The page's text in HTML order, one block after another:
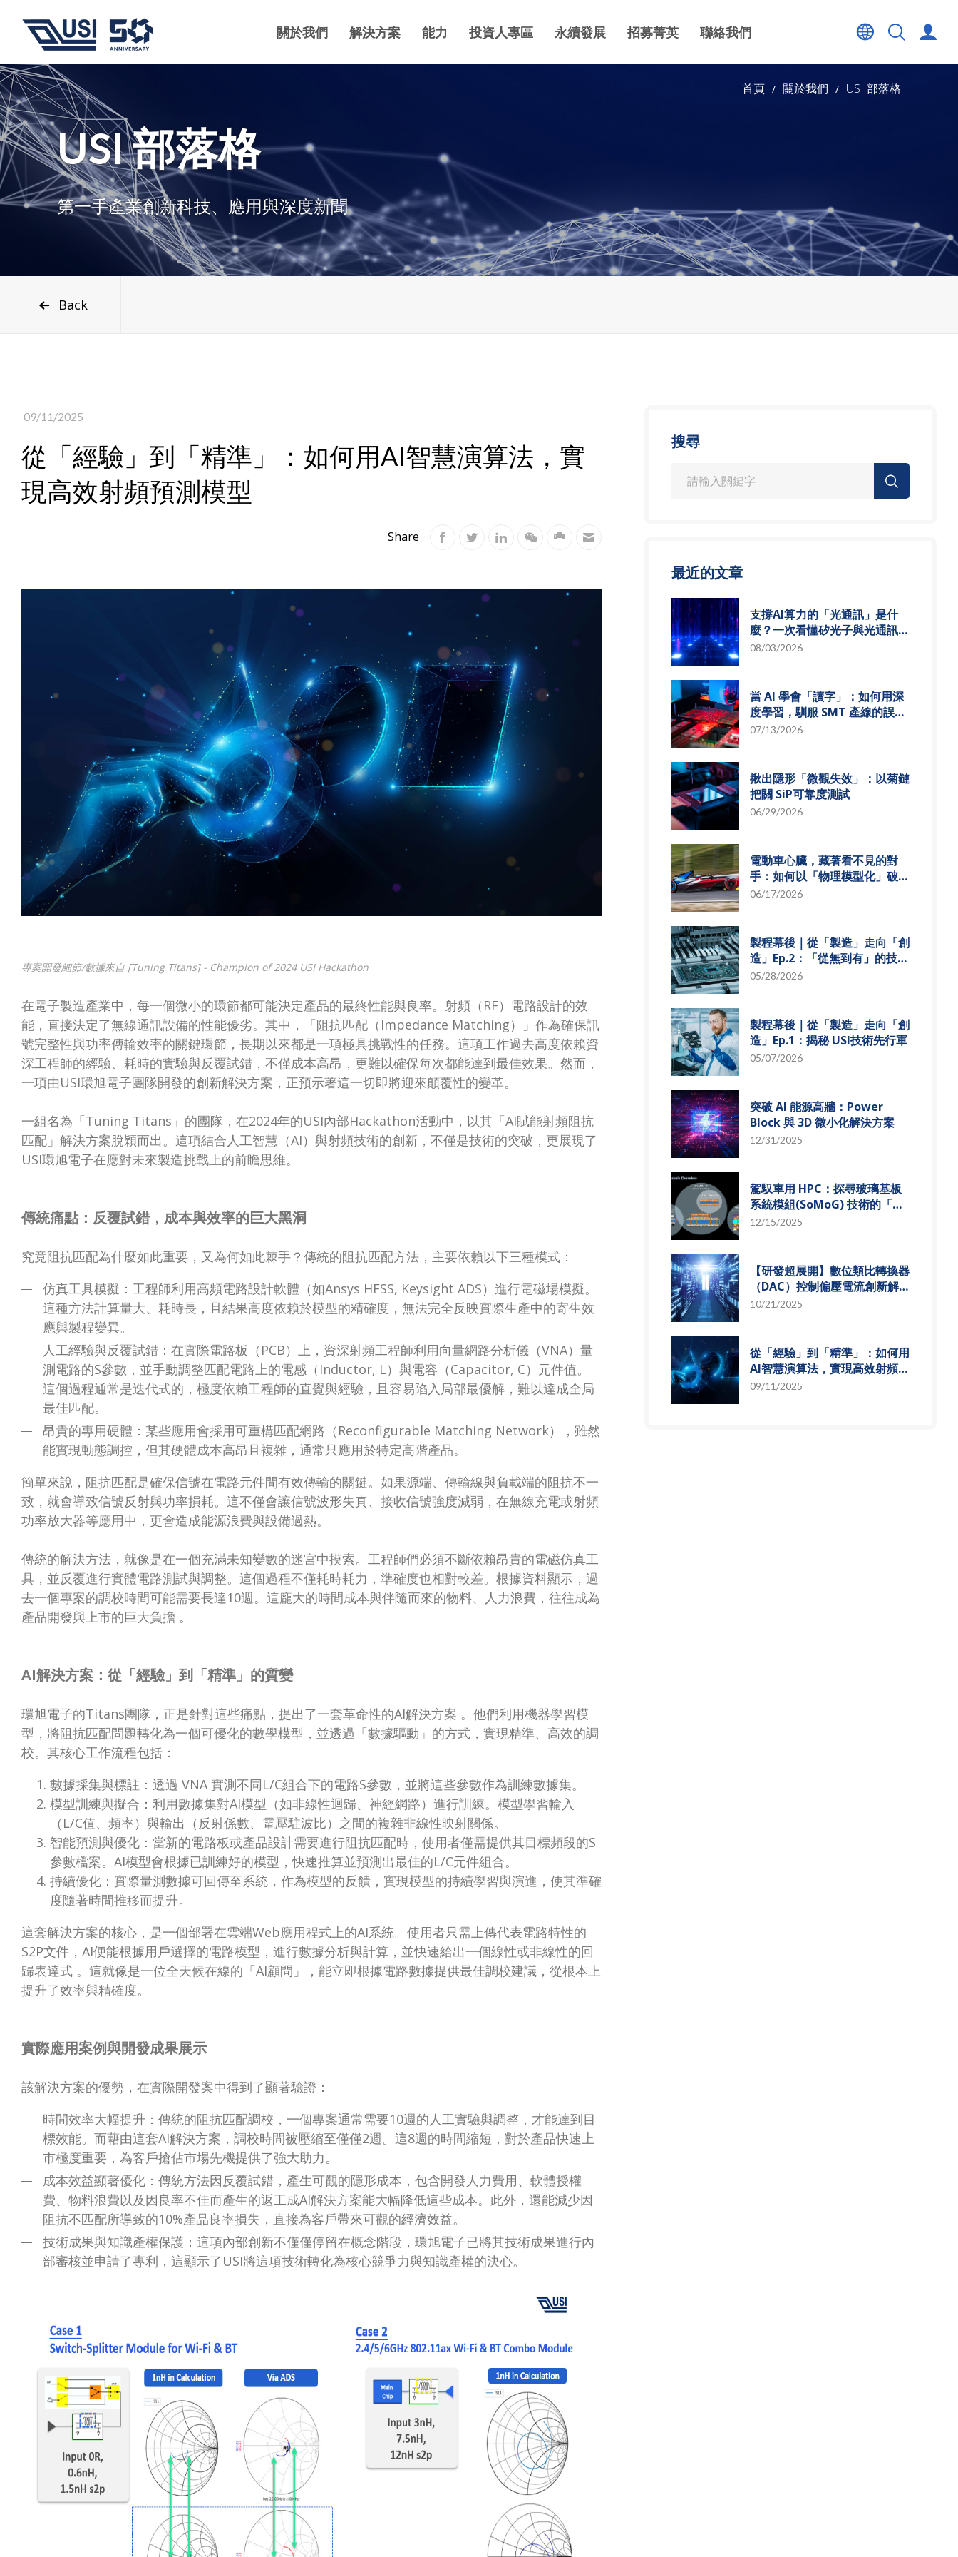
關於我們 解決方案 能力 投資人專區 永續發展 招募菁英 聯絡我們
首頁 關於我們 USI 部落格
USI 部落格
第一手產業創新科技、應用與深度新聞
Back
09/11/2025
從「經驗」到「精準」：如何用AI智慧演算法，實
現高效射頻預測模型
Share
專案開發細節/數據來自 [Tuning Titans] - Champion of 2024 USI Hackathon
在電子製造產業中，每一個微小的環節都可能決定產品的最終性能與良率。射頻（RF）電路設計的效
能，直接決定了無線通訊設備的性能優劣。其中，「阻抗匹配（Impedance Matching）」作為確保訊
號完整性與功率傳輸效率的關鍵環節，長期以來都是一項極具挑戰性的任務。這項工作過去高度依賴資
深工程師的經驗、耗時的實驗與反覆試錯，不僅成本高昂，更難以確保每次都能達到最佳效果。然而，
一項由USI環旭電子團隊開發的創新解決方案，正預示著這一切即將迎來顛覆性的變革。
一組名為「Tuning Titans」的團隊，在2024年的USI內部Hackathon活動中，以其「AI賦能射頻阻抗
匹配」解決方案脫穎而出。這項結合人工智慧（AI）與射頻技術的創新，不僅是技術的突破，更展現了
USI環旭電子在應對未來製造挑戰上的前瞻思維。
傳統痛點：反覆試錯，成本與效率的巨大黑洞
究竟阻抗匹配為什麼如此重要，又為何如此棘手？傳統的阻抗匹配方法，主要依賴以下三種模式：
仿真工具模擬：工程師利用高頻電路設計軟體（如Ansys HFSS, Keysight ADS）進行電磁場模擬。
這種方法計算量大、耗時長，且結果高度依賴於模型的精確度，無法完全反映實際生產中的寄生效
應與製程變異。
人工經驗與反覆試錯：在實際電路板（PCB）上，資深射頻工程師利用向量網路分析儀（VNA）量
測電路的S參數，並手動調整匹配電路上的電感（Inductor, L）與電容（Capacitor, C）元件值。
這個過程通常是迭代式的，極度依賴工程師的直覺與經驗，且容易陷入局部最優解，難以達成全局
最佳匹配。
昂貴的專用硬體：某些應用會採用可重構匹配網路（Reconfigurable Matching Network），雖然
能實現動態調控，但其硬體成本高昂且複雜，通常只應用於特定高階產品。
簡單來說，阻抗匹配是確保信號在電路元件間有效傳輸的關鍵。如果源端、傳輸線與負載端的阻抗不一
致，就會導致信號反射與功率損耗。這不僅會讓信號波形失真、接收信號強度減弱，在無線充電或射頻
功率放大器等應用中，更會造成能源浪費與設備過熱。
傳統的解決方法，就像是在一個充滿未知變數的迷宮中摸索。工程師們必須不斷依賴昂貴的電磁仿真工
具，並反覆進行實體電路測試與調整。這個過程不僅耗時耗力，準確度也相對較差。根據資料顯示，過
去一個專案的調校時間可能需要長達10週。這龐大的時間成本與伴隨而來的物料、人力浪費，往往成為
產品開發與上市的巨大負擔 。
AI解決方案：從「經驗」到「精準」的質變
環旭電子的Titans團隊，正是針對這些痛點，提出了一套革命性的AI解決方案 。他們利用機器學習模
型，將阻抗匹配問題轉化為一個可優化的數學模型，並透過「數據驅動」的方式，實現精準、高效的調
校。其核心工作流程包括：
數據採集與標註：透過 VNA 實測不同L/C組合下的電路S參數，並將這些參數作為訓練數據集。
模型訓練與擬合：利用數據集對AI模型（如非線性迴歸、神經網路）進行訓練。模型學習輸入
（L/C值、頻率）與輸出（反射係數、電壓駐波比）之間的複雜非線性映射關係。
智能預測與優化：當新的電路板或產品設計需要進行阻抗匹配時，使用者僅需提供其目標頻段的S
參數檔案。AI模型會根據已訓練好的模型，快速推算並預測出最佳的L/C元件組合。
持續優化：實際量測數據可回傳至系統，作為模型的反饋，實現模型的持續學習與演進，使其準確
度隨著時間推移而提升。
這套解決方案的核心，是一個部署在雲端Web應用程式上的AI系統。使用者只需上傳代表電路特性的
S2P文件，AI便能根據用戶選擇的電路模型，進行數據分析與計算，並快速給出一個線性或非線性的回
歸表達式 。這就像是一位全天候在線的「AI顧問」，能立即根據電路數據提供最佳調校建議，從根本上
提升了效率與精確度。
實際應用案例與開發成果展示
該解決方案的優勢，在實際開發案中得到了顯著驗證：
時間效率大幅提升：傳統的阻抗匹配調校，一個專案通常需要10週的人工實驗與調整，才能達到目
標效能。而藉由這套AI解決方案，調校時間被壓縮至僅僅2週。這8週的時間縮短，對於產品快速上
市極度重要，為客戶搶佔市場先機提供了強大助力。
成本效益顯著優化：傳統方法因反覆試錯，產生可觀的隱形成本，包含開發人力費用、軟體授權
費、物料浪費以及因良率不佳而產生的返工成AI解決方案能大幅降低這些成本。此外，還能減少因
阻抗不匹配所導致的10%產品良率損失，直接為客戶帶來可觀的經濟效益。
技術成果與知識產權保護：這項內部創新不僅僅停留在概念階段，環旭電子已將其技術成果進行內
部審核並申請了專利，這顯示了USI將這項技術轉化為核心競爭力與知識產權的決心。
搜尋
最近的文章
支撐AI算力的「光通訊」是什
麼？一次看懂矽光子與光通訊模
組發展趨勢
08/03/2026
當 AI 學會「讀字」：如何用深
度學習，馴服 SMT 產線的誤報
風暴
07/13/2026
揪出隱形「微觀失效」：以菊鏈
把關 SiP可靠度測試
06/29/2026
電動車心臟，藏著看不見的對
手：如何以「物理模型化」破解
損耗難題？
06/17/2026
製程幕後｜從「製造」走向「創
造」Ep.2：「從無到有」的技術
革新
05/28/2026
製程幕後｜從「製造」走向「創
造」Ep.1：揭秘 USI技術先行軍
05/07/2026
突破 AI 能源高牆：Power
Block 與 3D 微小化解決方案
12/31/2025
駕馭車用 HPC：探尋玻璃基板
系統模組(SoMoG) 技術的「最
佳甜蜜點」
12/15/2025
【研發超展開】數位類比轉換器
（DAC）控制偏壓電流創新解
決方案，智慧電源的關鍵突破
10/21/2025
從「經驗」到「精準」：如何用
AI智慧演算法，實現高效射頻預
測模型
09/11/2025